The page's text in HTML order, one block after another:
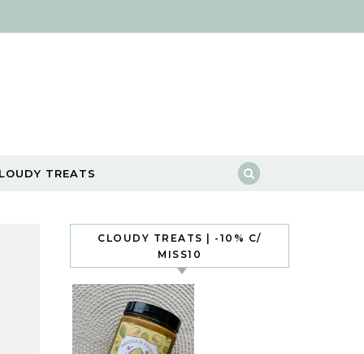
TREATS
CLOUDY TREATS | -10% C/
MISS10